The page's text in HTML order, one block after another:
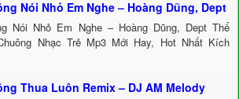
Nói Nhỏ Em Nghe – Hoàng Dũng, Dept
Nói Nhỏ Em Nghe – Hoàng Dũng, Dept Thể
Nhạc Trẻ Mp3 Mới Hay, Hot Nhất Kích
Thua Luôn Remix – DJ AM Melody